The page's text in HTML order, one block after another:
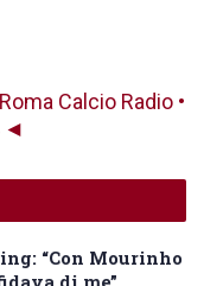
Calcio Radio •
◄
“Con Mourinho
di me”